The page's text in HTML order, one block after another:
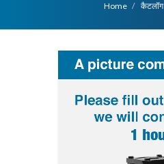
Home कैटलॉग